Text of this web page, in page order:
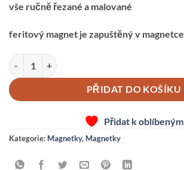
vše ručně řezané a malované
feritový magnet je zapuštěný v magnetce
MAGNET-TYGŘÍK množství
PŘIDAT DO KOŠÍKU
Přidat k oblíbeným
Kategorie: Magnetky, Magnetky